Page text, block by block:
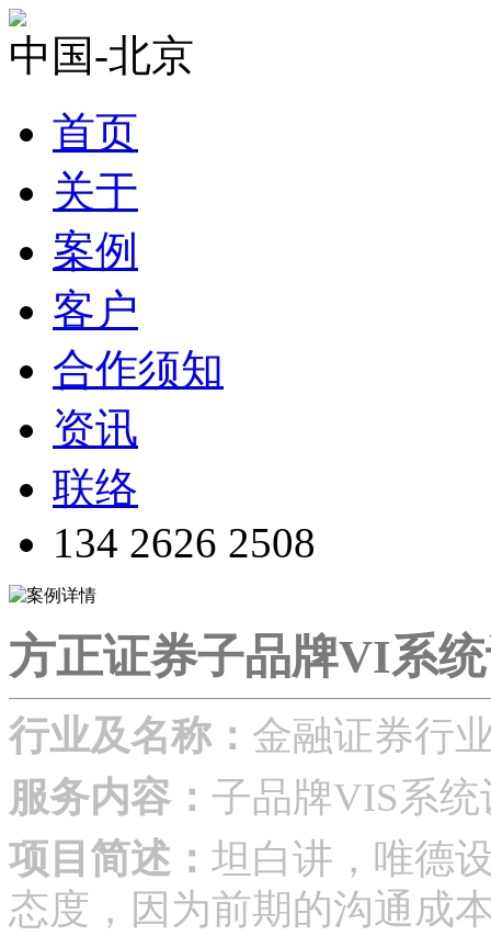
中国-北京
首页
关于
案例
客户
合作须知
资讯
联络
134 2626 2508
方正证券子品牌VI系
行业及名称： 金融证券行
服务内容： 子品牌VIS系
项目简述： 坦白讲，唯德
态度，因为前期的沟通成